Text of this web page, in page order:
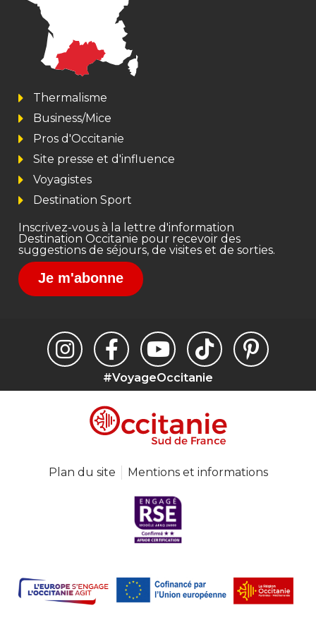
Thermalisme
Business/Mice
Pros d'Occitanie
Site presse et d'influence
Voyagistes
Destination Sport
Inscrivez-vous à la lettre d'information
Destination Occitanie pour recevoir des
suggestions de séjours, de visites et de sorties.
Je m'abonne
#VoyageOccitanie
Plan du site Mentions et informations